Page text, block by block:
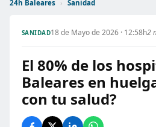
24h Baleares › Sanidad
SANIDAD18 de Mayo de 2026 · 12:58h2
El 80% de los
Baleares en
con tu salud?